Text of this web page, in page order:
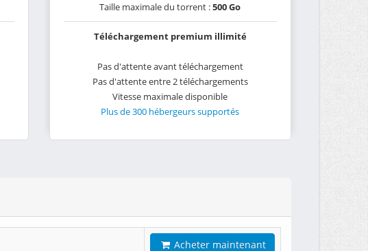
Taille maximale du torrent :500 Go
Téléchargement premium illimité
Pas d'attente avant téléchargement
Pas d'attente entre 2 téléchargements
Vitesse maximale disponible
Plus de 300 hébergeurs supportés
Acheter maintenant